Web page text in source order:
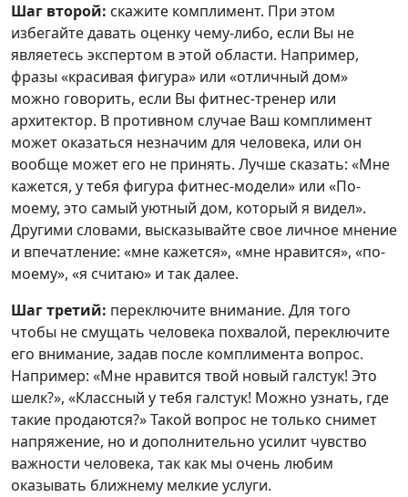
Шаг второй: скажите комплимент. При этом
избегайте давать оценку чему-либо, если Вы не
являетесь экспертом в этой области. Например,
фразы «красивая фигура» или «отличный дом»
можно говорить, если Вы фитнес-тренер или
архитектор. В противном случае Ваш комплимент
может оказаться незначим для человека, или он
вообще может его не принять. Лучше сказать: «Мне
кажется, у тебя фигура фитнес-модели» или «По-
моему, это самый уютный дом, который я видел».
Другими словами, высказывайте свое личное мнение
и впечатление: «мне кажется», «мне нравится», «по-
моему», «я считаю» и так далее.
Шаг третий: переключите внимание. Для того
чтобы не смущать человека похвалой, переключите
его внимание, задав после комплимента вопрос.
Например: «Мне нравится твой новый галстук! Это
шелк?», «Классный у тебя галстук! Можно узнать, где
такие продаются?» Такой вопрос не только снимет
напряжение, но и дополнительно усилит чувство
важности человека, так как мы очень любим
оказывать ближнему мелкие услуги.